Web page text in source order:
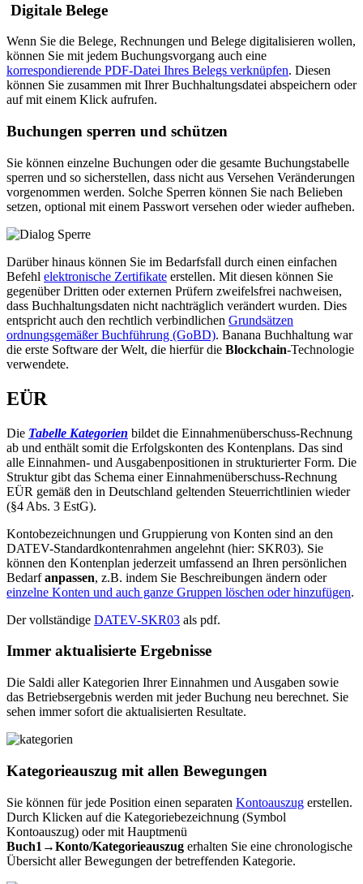
Digitale Belege
Wenn Sie die Belege, Rechnungen und Belege digitalisieren wollen,
können Sie mit jedem Buchungsvorgang auch eine
korrespondierende PDF-Datei Ihres Belegs verknüpfen. Diesen
können Sie zusammen mit Ihrer Buchhaltungsdatei abspeichern oder
auf mit einem Klick aufrufen.
Buchungen sperren und schützen
Sie können einzelne Buchungen oder die gesamte Buchungstabelle
sperren und so sicherstellen, dass nicht aus Versehen Veränderungen
vorgenommen werden. Solche Sperren können Sie nach Belieben
setzen, optional mit einem Passwort versehen oder wieder aufheben.
Darüber hinaus können Sie im Bedarfsfall durch einen einfachen
Befehl elektronische Zertifikate erstellen. Mit diesen können Sie
gegenüber Dritten oder externen Prüfern zweifelsfrei nachweisen,
dass Buchhaltungsdaten nicht nachträglich verändert wurden. Dies
entspricht auch den rechtlich verbindlichen Grundsätzen
ordnungsgemäßer Buchführung (GoBD). Banana Buchhaltung war
die erste Software der Welt, die hierfür die Blockchain-Technologie
verwendete.
EÜR
Die Tabelle Kategorien bildet die Einnahmenüberschuss-Rechnung
ab und enthält somit die Erfolgskonten des Kontenplans. Das sind
alle Einnahmen- und Ausgabenpositionen in strukturierter Form. Die
Struktur gibt das Schema einer Einnahmenüberschuss-Rechnung
EÜR gemäß den in Deutschland geltenden Steuerrichtlinien wieder
(§4 Abs. 3 EstG).
Kontobezeichnungen und Gruppierung von Konten sind an den
DATEV-Standardkontenrahmen angelehnt (hier: SKR03). Sie
können den Kontenplan jederzeit umfassend an Ihren persönlichen
Bedarfanpassen, z.B. indem Sie Beschreibungen ändern oder
einzelne Konten und auch ganze Gruppen löschen oder hinzufügen.
Der vollständige DATEV-SKR03 als pdf.
Immer aktualisierte Ergebnisse
Die Saldi aller Kategorien Ihrer Einnahmen und Ausgaben sowie
das Betriebsergebnis werden mit jeder Buchung neu berechnet. Sie
sehen immer sofort die aktualisierten Resultate.
Kategorieauszug mit allen Bewegungen
Sie können für jede Position einen separaten Kontoauszug erstellen.
Durch Klicken auf die Kategoriebezeichnung (Symbol
Kontoauszug) oder mit Hauptmenü
Buch1→Konto/Kategorieauszug erhalten Sie eine chronologische
Übersicht aller Bewegungen der betreffenden Kategorie.